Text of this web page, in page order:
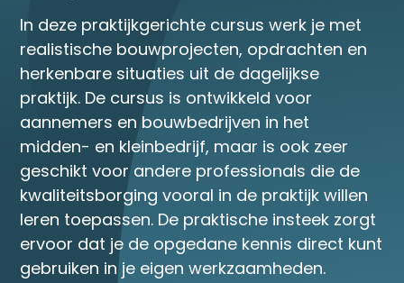
In deze praktijkgerichte cursus werk je met
realistische bouwprojecten, opdrachten en
herkenbare situaties uit de dagelijkse
praktijk. De cursus is ontwikkeld voor
aannemers en bouwbedrijven in het
midden- en kleinbedrijf, maar is ook zeer
geschikt voor andere professionals die de
kwaliteitsborging vooral in de praktijk willen
leren toepassen. De praktische insteek zorgt
ervoor dat je de opgedane kennis direct kunt
gebruiken in je eigen werkzaamheden.